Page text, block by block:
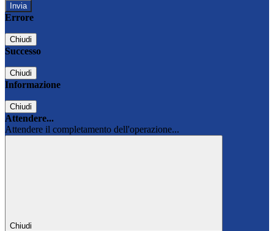
Errore
Chiudi
Successo
Chiudi
Informazione
Chiudi
Attendere...
Attendere il completamento dell'operazione...
Chiudi